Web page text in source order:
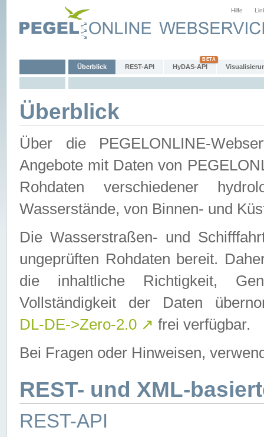
Hilfe
Überblick REST-API HyDAS-API
Überblick
Über die PEGELONLINE-
Angebote mit Daten von
Rohdaten verschiedener
Wasserstände, von Binnen- und
Die Wasserstraßen- und
ungeprüften Rohdaten bereit.
die inhaltliche Richtigkeit,
Vollständigkeit der Daten
DL-DE->Zero-2.0 ↗ frei verfügbar.
Bei Fragen oder Hinweisen,
REST- und XML-
REST-API